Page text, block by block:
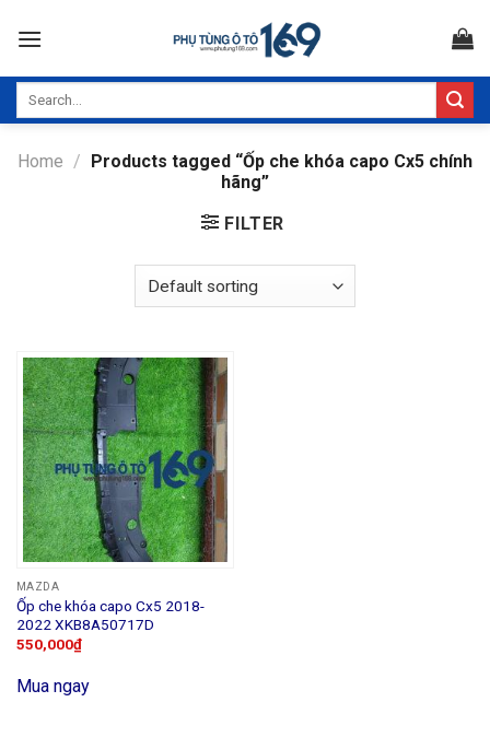
Home / Products tagged “Ốp che khóa capo Cx5 chính
hãng”
FILTER
MAZDA
Ốp che khóa capo Cx5 2018-
2022 XKB8A50717D
550,000₫
Mua ngay